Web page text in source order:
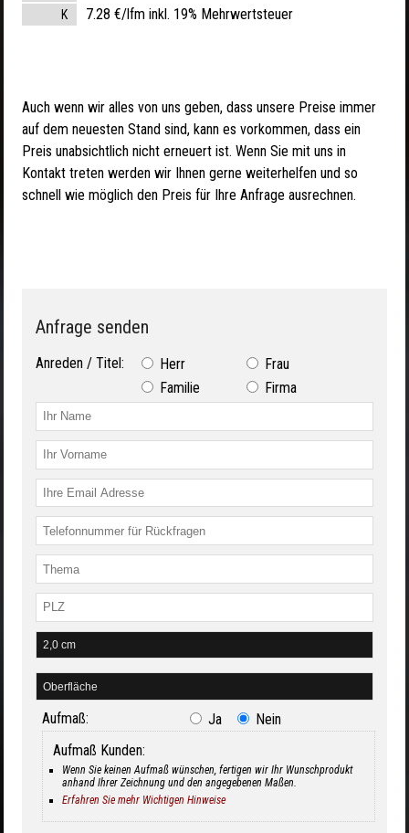
K 7.28 €/lfm inkl. 19% Mehrwertsteuer
Auch wenn wir alles von uns geben, dass unsere Preise immer
auf dem neuesten Stand sind, kann es vorkommen, dass ein
Preis unabsichtlich nicht erneuert ist. Wenn Sie mit uns in
Kontakt treten werden wir Ihnen gerne weiterhelfen und so
schnell wie möglich den Preis für Ihre Anfrage ausrechnen.
Anfrage senden
Anreden / Titel: Herr
Frau
Familie
Firma
Aufmaß: Ja
Nein
Aufmaß Kunden:
Wenn Sie keinen Aufmaß wünschen, fertigen wir Ihr Wunschprodukt
anhand Ihrer Zeichnung und den angegebenen Maßen.
Erfahren Sie mehr Wichtigen Hinweise